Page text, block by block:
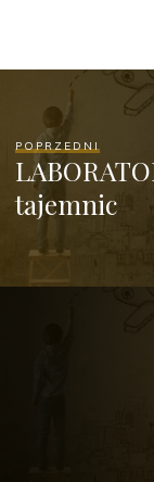
POPRZEDNI
tajemnic